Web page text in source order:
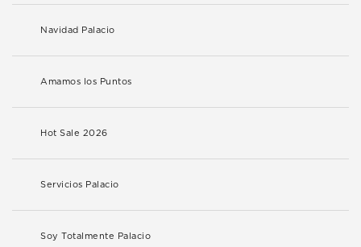
Navidad Palacio
Amamos los Puntos
Hot Sale 2026
Servicios Palacio
Soy Totalmente Palacio